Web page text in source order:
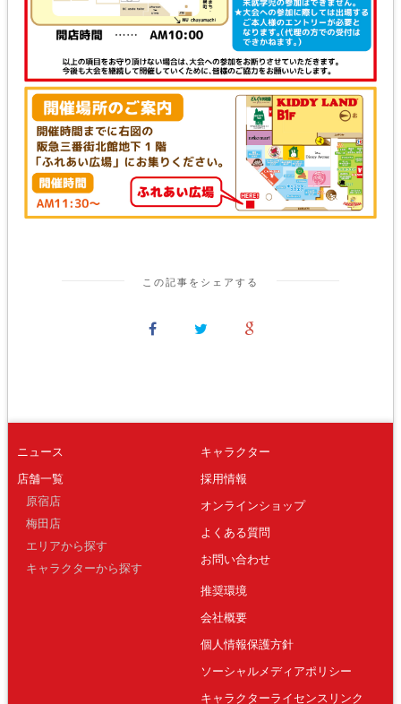
この記事をシェアする
ニュース
店舗一覧
原宿店
梅田店
エリアから探す
キャラクターから探す
キャラクター
採用情報
オンラインショップ
よくある質問
お問い合わせ
推奨環境
会社概要
個人情報保護方針
ソーシャルメディアポリシー
キャラクターライセンスリンク